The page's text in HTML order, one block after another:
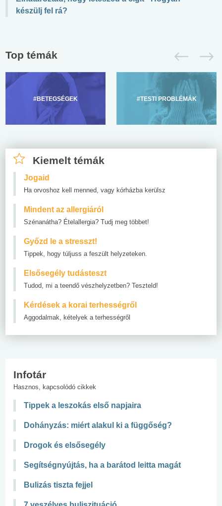
készülj fel rá?
Top témák
#BETEGSÉGEK #TESTI PROBLÉMÁK
Kiemelt témák
Jogaid
Ha orvoshoz kell menned, vagy kórházba kerülsz
Mindent az allergiáról
Szénanátha? Ételallergia? Tudj meg többet!
Győzd le a stresszt!
Tippek, hogy túljuss a feszült helyzeteken.
Elsősegély tudásteszt
Tudod, mi a teendő vészhelyzetben? Teszteld!
Kérdések a korai terhességről
Aggodalmak, kételyek a terhességről
Infotár
Hasznos, kapcsolódó cikkek
Tippek a leszokás első napjaira
Dohányzás: miért alakul ki a függőség?
Drogok és elsősegély
Segítségnyújtás, ha a barátod leitta magát
Bulizás tiszta fejjel